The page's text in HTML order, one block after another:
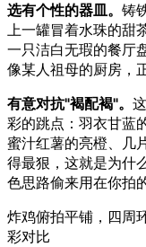
选有个性的器皿。 铸
上一罐冒着水珠的甜
一只洁白无瑕的餐厅
像某人祖母的厨房，
有意对抗"褐配褐"。
彩的跳点：羽衣甘蓝
蜜汁红薯的亮橙、几
得最狠，这就是为什
色思路偷来用在你拍
炸鸡俯拍平铺，四周
彩对比